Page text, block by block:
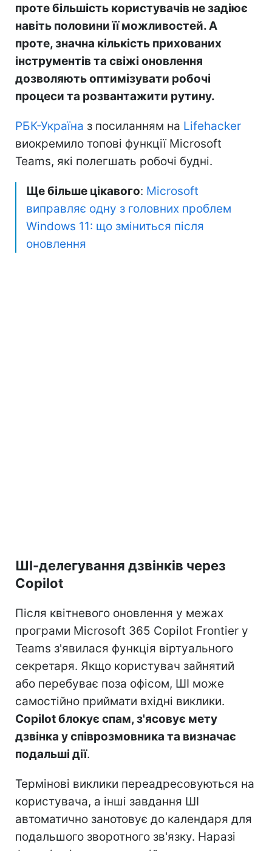
проте більшість користувачів не задіює
навіть половини її можливостей. А
проте, значна кількість прихованих
інструментів та свіжі оновлення
дозволяють оптимізувати робочі
процеси та розвантажити рутину.
РБК-Україна з посиланням на Lifehacker
виокремило топові функції Microsoft
Teams, які полегшать робочі будні.
Ще більше цікавого: Microsoft
виправляє одну з головних проблем
Windows 11: що зміниться після
оновлення
ШІ-делегування дзвінків через
Copilot
Після квітневого оновлення у межах
програми Microsoft 365 Copilot Frontier у
Teams з'явилася функція віртуального
секретаря. Якщо користувач зайнятий
або перебуває поза офісом, ШІ може
самостійно приймати вхідні виклики.
Copilot блокує спам, з'ясовує мету
дзвінка у співрозмовника та визначає
подальші дії.
Термінові виклики переадресовуються на
користувача, а інші завдання ШІ
автоматично занотовує до календаря для
подальшого зворотного зв'язку. Наразі